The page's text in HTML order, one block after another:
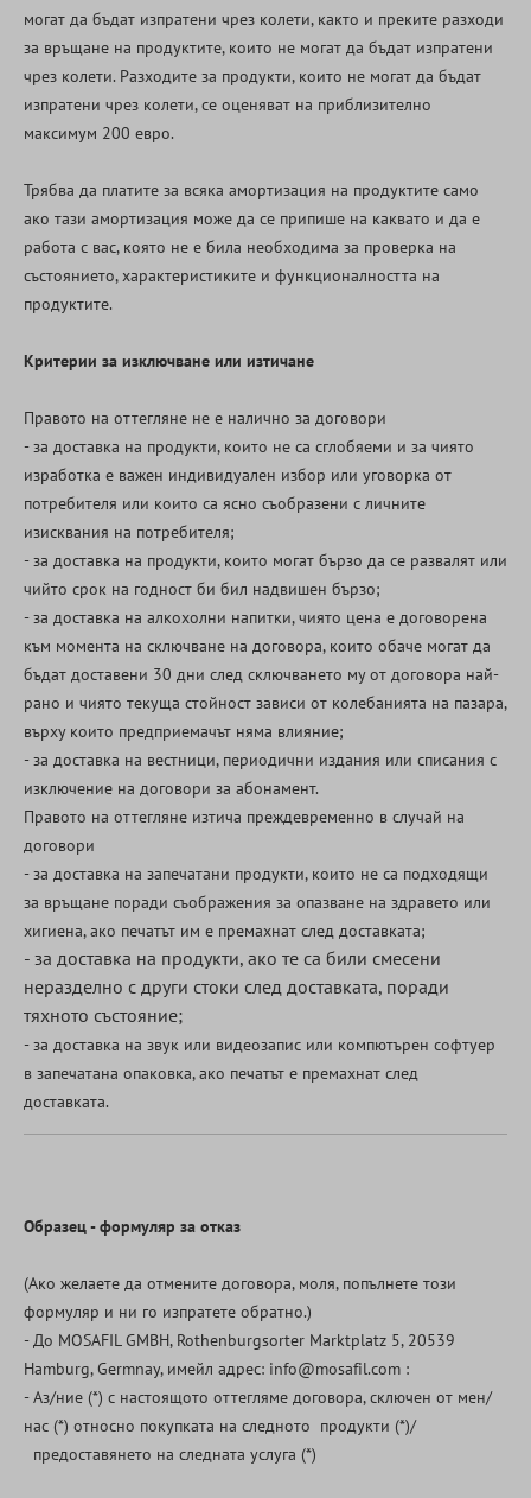
могат да бъдат изпратени чрез колети, както и преките разходи
за връщане на продуктите, които не могат да бъдат изпратени
чрез колети. Разходите за продукти, които не могат да бъдат
изпратени чрез колети, се оценяват на приблизително
максимум 200 евро.
Трябва да платите за всяка амортизация на продуктите само
ако тази амортизация може да се припише на каквато и да е
работа с вас, която не е била необходима за проверка на
състоянието, характеристиките и функционалността на
продуктите.
Критерии за изключване или изтичане
Правото на оттегляне не е налично за договори
-за доставка на продукти, които не са сглобяеми и за чиято
изработка е важен индивидуален избор или уговорка от
потребителя или които са ясно съобразени с личните
изисквания на потребителя;
- за доставка на продукти, които могат бързо да се развалят или
чийто срок на годност би бил надвишен бързо;
- за доставка на алкохолни напитки, чиято цена е договорена
към момента на сключване на договора, които обаче могат да
бъдат доставени 30 дни след сключването му от договора най-
рано и чиято текуща стойност зависи от колебанията на пазара,
върху които предприемачът няма влияние;
- за доставка на вестници, периодични издания или списания с
изключение на договори за абонамент.
Правото на оттегляне изтича преждевременно в случай на
договори
- за доставка на запечатани продукти, които не са подходящи
за връщане поради съображения за опазване на здравето или
хигиена, ако печатът им е премахнат след доставката;
- за доставка на продукти, ако те са били смесени
неразделно с други стоки след доставката, поради
тяхното състояние;
- за доставка на звук или видеозапис или компютърен софтуер
в запечатана опаковка, ако печатът е премахнат след
доставката.
Образец - формуляр за отказ
(Ако желаете да отмените договора, моля, попълнете този
формуляр и ни го изпратете обратно.)
- До MOSAFIL GMBH, Rothenburgsorter Marktplatz 5, 20539
Hamburg, Germnay, имейл адрес: info@mosafil.com :
- Аз/ние (*) с настоящото оттегляме договора, сключен от мен/
нас (*) относно покупката на следното продукти (*)/
предоставянето на следната услуга (*)